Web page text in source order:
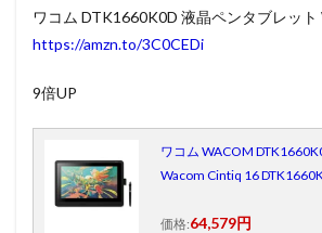
ワコム DTK1660K0D 液晶ペンタブレッ
https://amzn.to/3C0CEDi
9倍UP
ワコム WACOM
Wacom Cintiq 16
価格:64,579円